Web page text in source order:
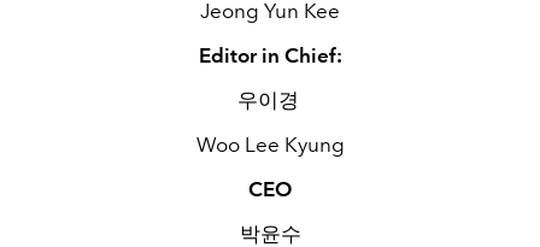
Jeong Yun Kee
Editor in Chief:
우이경
Woo Lee Kyung
CEO
박윤수